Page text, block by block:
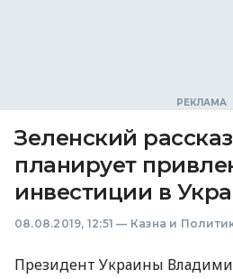
Зеленский
планирует
инвестиции в
08.08.2019, 12:51 — Казна и
Президент Украины